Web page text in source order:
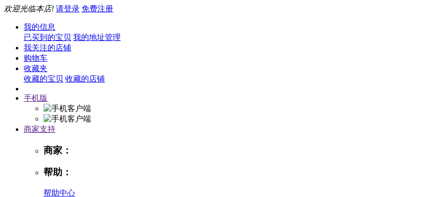
欢迎光临本店! 请登录 免费注册
我的信息
已买到的宝贝 我的地址管理
我关注的店铺
购物车
收藏夹
收藏的宝贝 收藏的店铺
手机版
商家支持
商家：
帮助：
帮助中心